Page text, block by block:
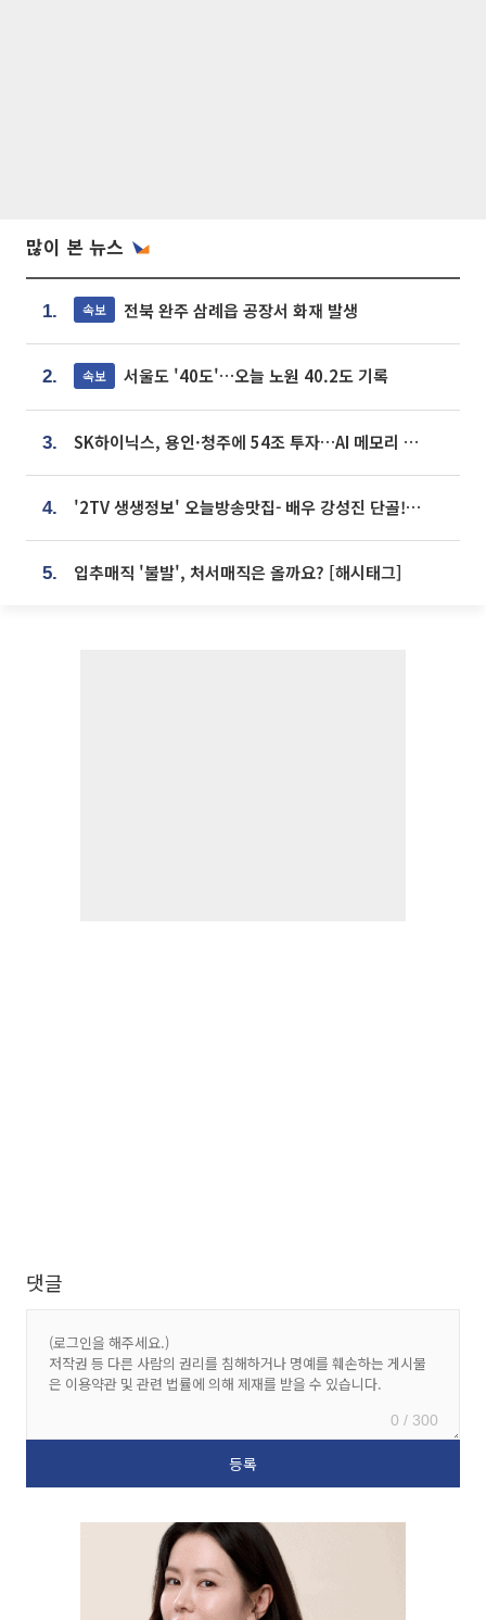
많이 본 뉴스
1. 속보 전북 완주 삼례읍 공장서 화재 발생
2. 속보 서울도 '40도'…오늘 노원 40.2도 기록
3. SK하이닉스, 용인·청주에 54조 투자…AI 메모리 생산기지 키운다
4. '2TV 생생정보' 오늘방송맛집- 배우 강성진 단골! 쌀국수ㆍ푸팟퐁 커리 맛집 '블○○○'
5. 입추매직 '불발', 처서매직은 올까요? [해시태그]
댓글
0 / 300